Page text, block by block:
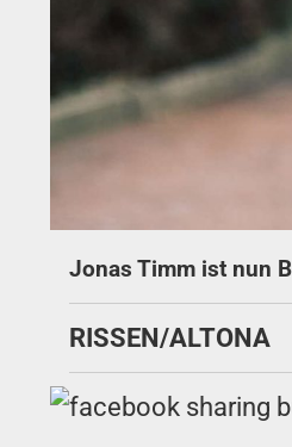
Jonas Timm ist nun
RISSEN/ALTONA